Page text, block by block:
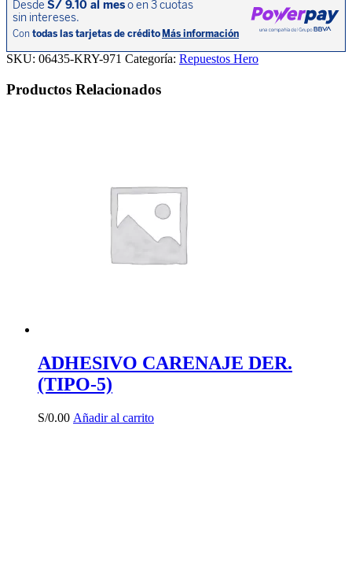
SKU: 06435-KRY-971 Categoría: Repuestos Hero
Productos Relacionados
ADHESIVO CARENAJE DER.
(TIPO-5)
S/0.00 Añadir al carrito